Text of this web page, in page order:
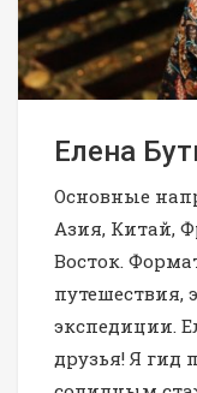
Елена
Основные
Азия, Китай,
Восток.
путешествия,
экспедиции.
друзья! Я гид